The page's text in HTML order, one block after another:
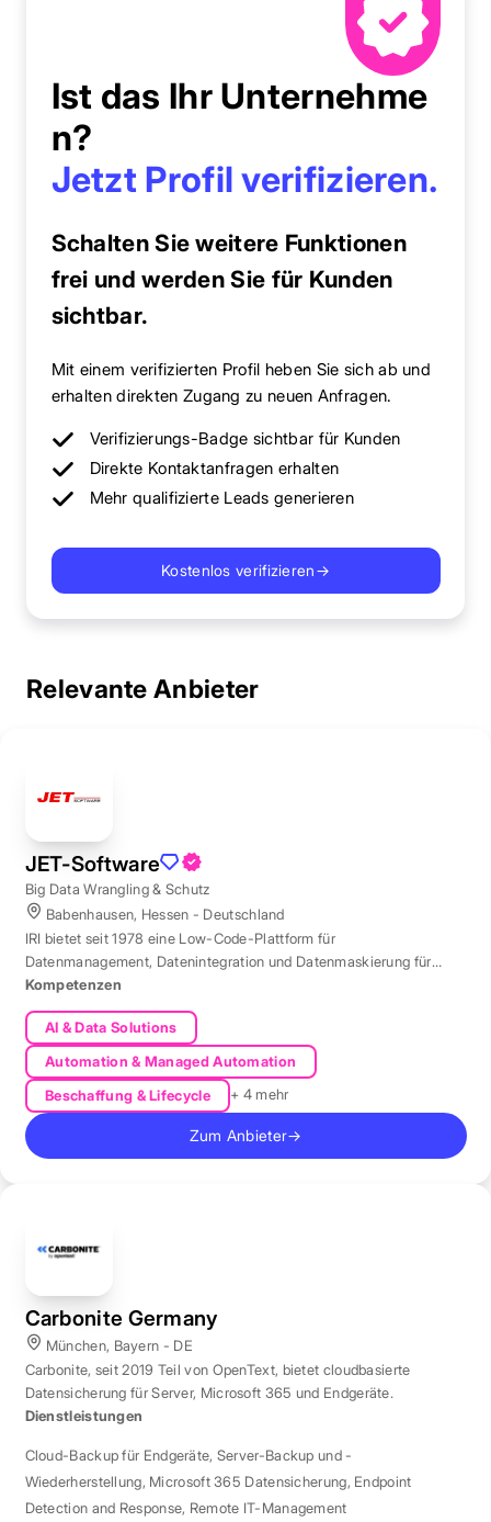
Ist das Ihr Unternehme
n?
Jetzt Profil verifizieren.
Schalten Sie weitere Funktionen
frei und werden Sie für Kunden
sichtbar.
Mit einem verifizierten Profil heben Sie sich ab und
erhalten direkten Zugang zu neuen Anfragen.
Verifizierungs-Badge sichtbar für Kunden
Direkte Kontaktanfragen erhalten
Mehr qualifizierte Leads generieren
Kostenlos verifizieren→
Relevante Anbieter
JET-Software
Big Data Wrangling & Schutz
Babenhausen, Hessen - Deutschland
IRI bietet seit 1978 eine Low-Code-Plattform für
Datenmanagement, Datenintegration und Datenmaskierung für
produktive Datenbestände weltweit.
Kompetenzen
AI & Data Solutions
Automation & Managed Automation
Beschaffung & Lifecycle
+ 4 mehr
Zum Anbieter→
Carbonite Germany
München, Bayern - DE
Carbonite, seit 2019 Teil von OpenText, bietet cloudbasierte
Datensicherung für Server, Microsoft 365 und Endgeräte.
Dienstleistungen
Cloud-Backup für Endgeräte, Server-Backup und -
Wiederherstellung, Microsoft 365 Datensicherung, Endpoint
Detection and Response, Remote IT-Management